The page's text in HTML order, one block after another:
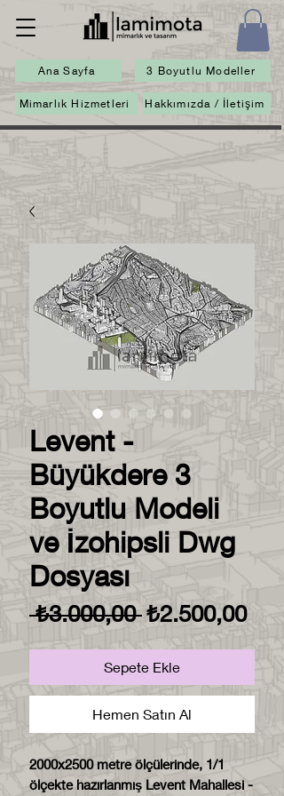
Ana Sayfa 3 Boyutlu Modeller
Mimarlık Hizmetleri Hakkımızda / İletişim
Levent -
Büyükdere 3
Boyutlu Modeli
ve İzohipsli Dwg
Dosyası
₺3.000,00 Normal
Fiyat
₺2.500,00
Fiyat
Sepete Ekle
Hemen Satın Al
2000x2500 metre ölçülerinde, 1/1
ölçekte hazırlanmış Levent Mahallesi -